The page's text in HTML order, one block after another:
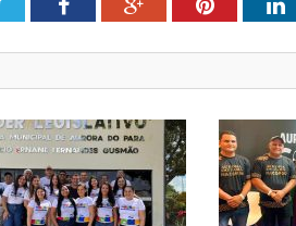
TwitterFacebookGoogle+Pinterest